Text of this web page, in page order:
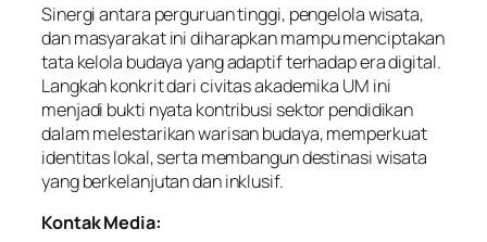
Sinergi antara perguruan tinggi, pengelola wisata,
dan masyarakat ini diharapkan mampu menciptakan
tata kelola budaya yang adaptif terhadap era digital.
Langkah konkrit dari civitas akademika UM ini
menjadi bukti nyata kontribusi sektor pendidikan
dalam melestarikan warisan budaya, memperkuat
identitas lokal, serta membangun destinasi wisata
yang berkelanjutan dan inklusif.
Kontak Media: